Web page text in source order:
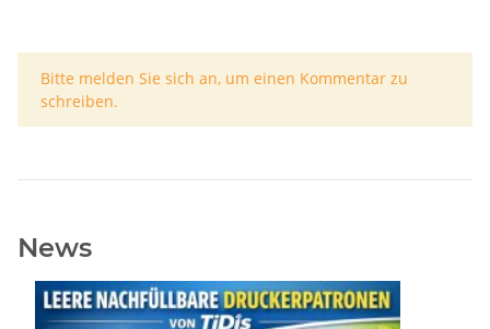
x
Bitte melden Sie sich an, um einen Kommentar zu
schreiben.
News